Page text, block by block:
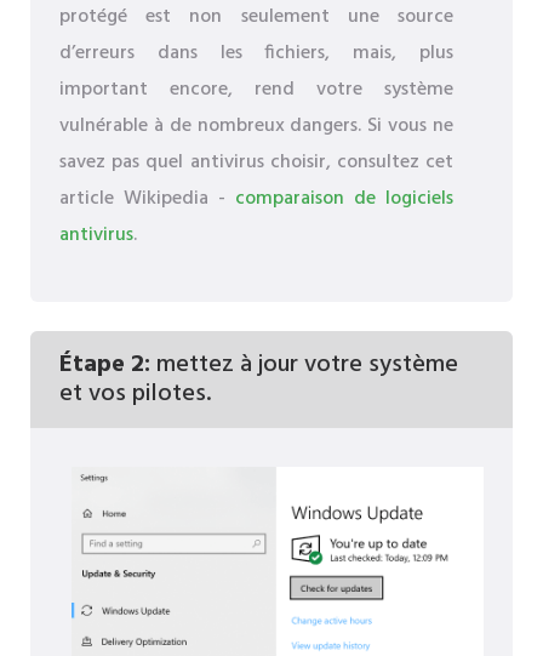
protégé est non seulement une source
d’erreurs dans les fichiers, mais, plus
important encore, rend votre système
vulnérable à de nombreux dangers. Si vous ne
savez pas quel antivirus choisir, consultez cet
article Wikipedia - comparaison de logiciels
antivirus.
Étape 2: mettez à jour votre système
et vos pilotes.